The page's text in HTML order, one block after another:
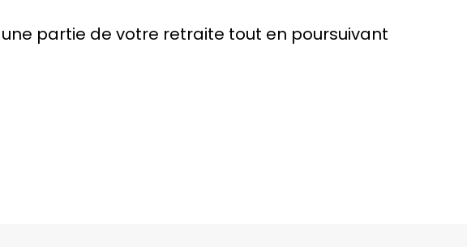
partie de votre retraite tout en poursuivant